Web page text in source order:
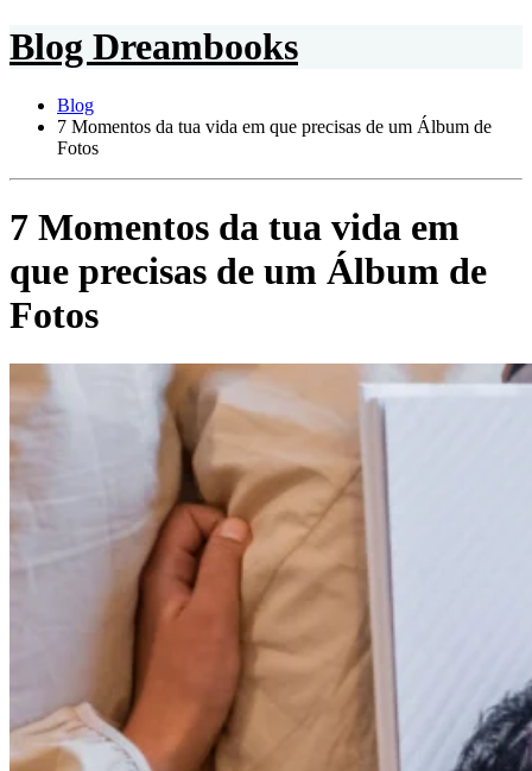
Blog Dreambooks
Blog
7 Momentos da tua vida em que precisas de um Álbum de
Fotos
7 Momentos da tua vida em
que precisas de um Álbum de
Fotos